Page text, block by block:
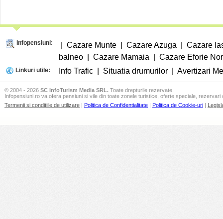
Infopensiuni: Cazare Munte Cazare Azuga
Cazare
balneo
Cazare Mamaia Cazare Eforie
Linkuri utile: Info Trafic Situatia drumurilor Avertizari
© 2004 - 2026 SC InfoTurism Media SRL. Toate drepturile rezervate.
Infopensiuni.ro va ofera pensiuni si vile din toate zonele turistice, oferte speciale, rezervari
Termenii si conditiile de utilizare | Politica de Confidentialitate | Politica de Cookie-uri |